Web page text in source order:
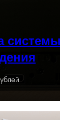
системы